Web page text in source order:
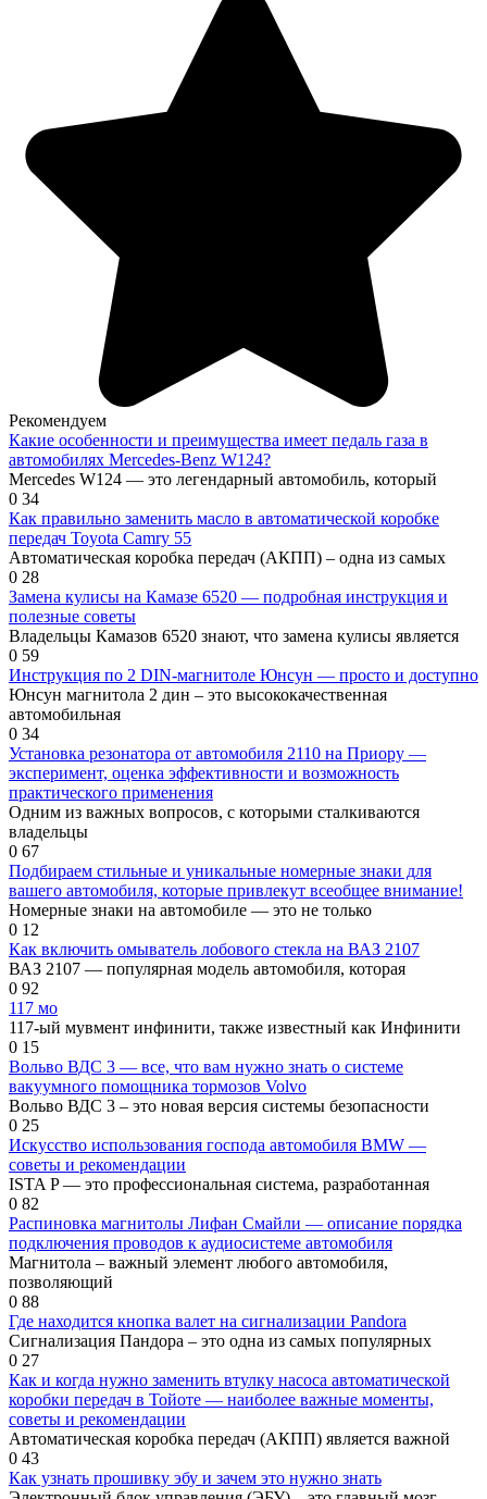
Рекомендуем
Какие особенности и преимущества имеет педаль газа в
автомобилях Mercedes-Benz W124?
Mercedes W124 — это легендарный автомобиль, который
0 34
Как правильно заменить масло в автоматической коробке
передач Toyota Camry 55
Автоматическая коробка передач (АКПП) – одна из самых
0 28
Замена кулисы на Камазе 6520 — подробная инструкция и
полезные советы
Владельцы Камазов 6520 знают, что замена кулисы является
0 59
Инструкция по 2 DIN-магнитоле Юнсун — просто и доступно
Юнсун магнитола 2 дин – это высококачественная
автомобильная
0 34
Установка резонатора от автомобиля 2110 на Приору —
эксперимент, оценка эффективности и возможность
практического применения
Одним из важных вопросов, с которыми сталкиваются
владельцы
0 67
Подбираем стильные и уникальные номерные знаки для
вашего автомобиля, которые привлекут всеобщее внимание!
Номерные знаки на автомобиле — это не только
0 12
Как включить омыватель лобового стекла на ВАЗ 2107
ВАЗ 2107 — популярная модель автомобиля, которая
0 92
117 мо
117-ый мувмент инфинити, также известный как Инфинити
0 15
Вольво ВДС 3 — все, что вам нужно знать о системе
вакуумного помощника тормозов Volvo
Вольво ВДС 3 – это новая версия системы безопасности
0 25
Искусство использования господа автомобиля BMW —
советы и рекомендации
ISTA P — это профессиональная система, разработанная
0 82
Распиновка магнитолы Лифан Смайли — описание порядка
подключения проводов к аудиосистеме автомобиля
Магнитола – важный элемент любого автомобиля,
позволяющий
0 88
Где находится кнопка валет на сигнализации Pandora
Сигнализация Пандора – это одна из самых популярных
0 27
Как и когда нужно заменить втулку насоса автоматической
коробки передач в Тойоте — наиболее важные моменты,
советы и рекомендации
Автоматическая коробка передач (АКПП) является важной
0 43
Как узнать прошивку эбу и зачем это нужно знать